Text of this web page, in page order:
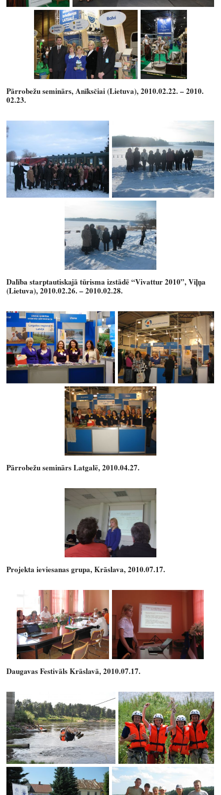
Pārrobežu seminārs, Anīksčiai (Lietuva), 2010.02.22. – 2010.
02.23.
Dalība starptautiskajā tūrisma izstādē “Vivattur 2010”, Viļņa
(Lietuva), 2010.02.26. – 2010.02.28.
Pārrobežu seminārs Latgalē, 2010.04.27.
Projekta ieviesanas grupa, Krāslava, 2010.07.17.
Daugavas Festivāls Krāslavā, 2010.07.17.